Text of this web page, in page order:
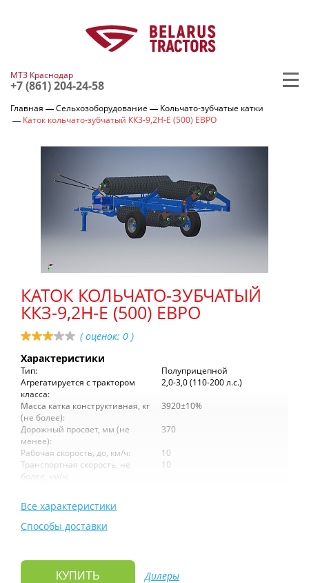
МТЗ Краснодар
+7 (861) 204-24-58
Главная Сельхозоборудование
Кольчато-зубчатые катки
Каток кольчато-зубчатый ККЗ-9,2Н-Е (500) ЕВРО
КАТОК КОЛЬЧАТО-ЗУБЧАТЫЙ
ККЗ-9,2Н-Е (500) ЕВРО
( оценок: 0 )
Характеристики
Тип:
Полуприцепной
Агрегатируется с трактором
класса:
2,0-3,0 (110-200 л.с.)
Масса катка конструктивная, кг
(не более):
3920±10%
Дорожный просвет, мм (не
менее):
370
Рабочая скорость, до, км/ч:
10
Транспортная скорость, не
более, км/ч:
10
Все характеристики
Способы доставки
КУПИТЬ Дилеры